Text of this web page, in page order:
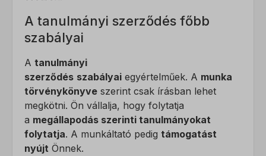
A tanulmányi szerződés főbb
szabályai
A tanulmányi
szerződés szabályai egyértelműek. A munka
törvénykönyve szerint csak írásban lehet
megkötni. Ön vállalja, hogy folytatja
a megállapodás szerinti tanulmányokat
folytatja. A munkáltató pedig támogatást
nyújt Önnek.